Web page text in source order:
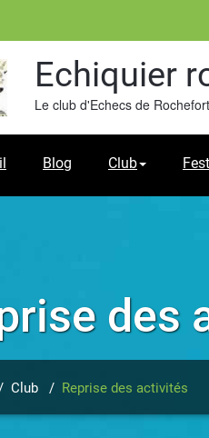
Echiquier
Le club d'Echecs de
Blog Club
des
Club / Reprise des activités